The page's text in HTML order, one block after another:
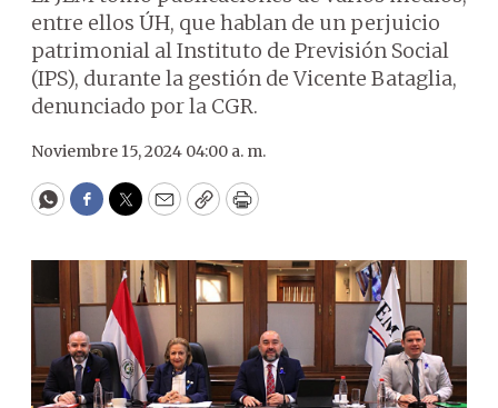
entre ellos ÚH, que hablan de un perjuicio
patrimonial al Instituto de Previsión Social
(IPS), durante la gestión de Vicente Bataglia,
denunciado por la CGR.
Noviembre 15, 2024 04:00 a. m.
WhatsApp
Facebook
Twitter
EmailCopyPrint